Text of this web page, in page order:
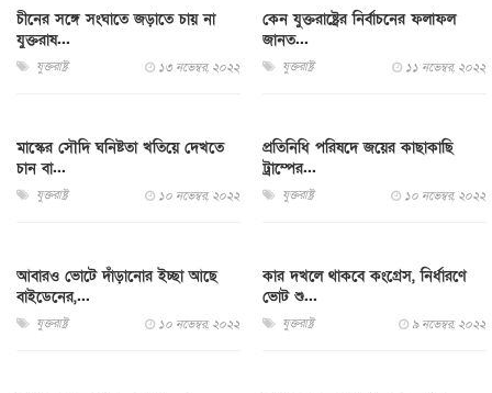
চীনের সঙ্গে সংঘাতে জড়াতে চায় না
যুক্তরাষ...
যুক্তরাষ্ট্র ১৩ নভেম্বর, ২০২২
কেন যুক্তরাষ্ট্রের নির্বাচনের ফলাফল
জানত...
যুক্তরাষ্ট্র ১১ নভেম্বর, ২০২২
মাস্কের সৌদি ঘনিষ্টতা খতিয়ে দেখতে
চান বা...
যুক্তরাষ্ট্র ১০ নভেম্বর, ২০২২
প্রতিনিধি পরিষদে জয়ের কাছাকাছি
ট্রাম্পের...
যুক্তরাষ্ট্র ১০ নভেম্বর, ২০২২
আবারও ভোটে দাঁড়ানোর ইচ্ছা আছে
বাইডেনের,...
যুক্তরাষ্ট্র ১০ নভেম্বর, ২০২২
কার দখলে থাকবে কংগ্রেস, নির্ধারণে
ভোট শু...
যুক্তরাষ্ট্র ৯ নভেম্বর, ২০২২